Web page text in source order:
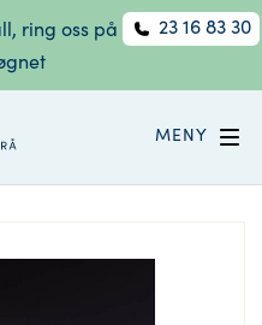
ring oss på
23 16 83 30
MENY